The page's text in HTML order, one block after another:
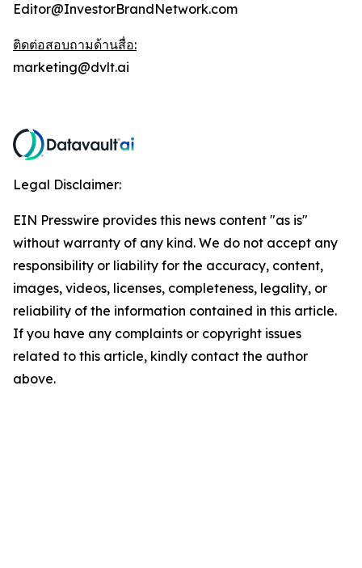
Editor@InvestorBrandNetwork.com
ติดต่อสอบถามด้านสื่อ:
marketing@dvlt.ai
Legal Disclaimer:
EIN Presswire provides this news content "as is"
without warranty of any kind. We do not accept any
responsibility or liability for the accuracy, content,
images, videos, licenses, completeness, legality, or
reliability of the information contained in this article.
If you have any complaints or copyright issues
related to this article, kindly contact the author
above.